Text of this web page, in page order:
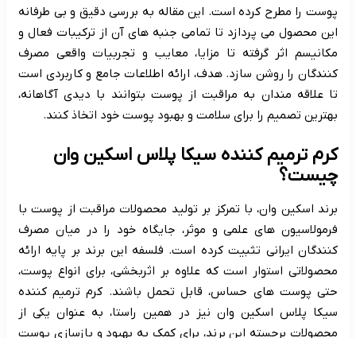
پوست را مطرح کرده است. این مقاله به بررسی دقیق و بی طرفانه
این محصول می پردازد تا تمامی جنبه های آن از ترکیبات فعال و
مکانیسم اثر گرفته تا مزایا، معایب و تجربیات واقعی مصرف
کنندگان را روشن سازد. هدف، ارائه اطلاعات جامع و کاربردی است
تا علاقه مندان به مراقبت از پوست بتوانند با دیدی آگاهانه،
بهترین تصمیم را برای سلامت و بهبود پوست خود اتخاذ کنند.
کرم ترمیم کننده سیکا پلاس اسکین وان
چیست؟
برند اسکین وان، با تمرکز بر تولید محصولات مراقبت از پوست با
فرمولاسیون های علمی و موثر، جایگاه خود را در میان مصرف
کنندگان ایرانی تثبیت کرده است. فلسفه این برند بر پایه ارائه
محصولاتی استوار است که علاوه بر اثربخشی، برای انواع پوست،
حتی پوست های حساس، قابل تحمل باشند. کرم ترمیم کننده
سیکا پلاس اسکین وان نیز در همین راستا، به عنوان یکی از
محصولات برجسته این برند، برای کمک به بهبود و بازسازی پوست